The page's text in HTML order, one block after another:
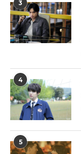
3
4
5